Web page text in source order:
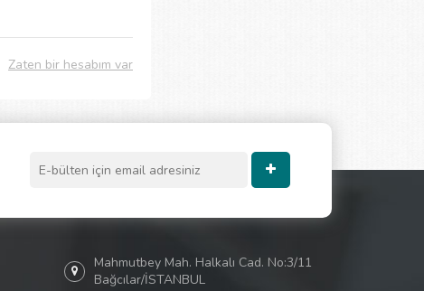
Zaten bir hesabım var
Mahmutbey Mah. Halkalı Cad. No:3/11
Bağcılar/İSTANBUL